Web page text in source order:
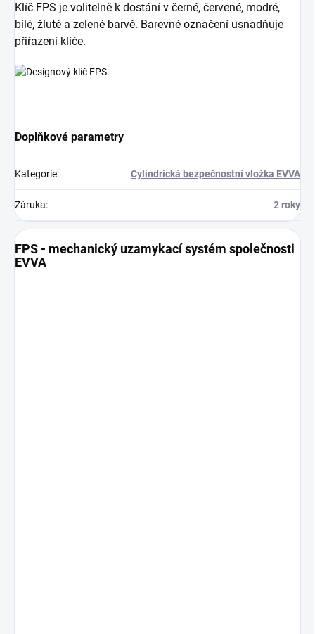
Klíč FPS je volitelně k dostání v černé, červené, modré,
bílé, žluté a zelené barvě. Barevné označení usnadňuje
přiřazení klíče.
Doplňkové parametry
Kategorie: Cylindrická bezpečnostní vložka EVVA
Záruka: 2 roky
FPS - mechanický uzamykací systém společnosti
EVVA